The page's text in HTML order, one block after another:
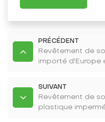
PRÉCÉDENT
Revêtement de
importé d'Europe
SUIVANT
Revêtement de
plastique